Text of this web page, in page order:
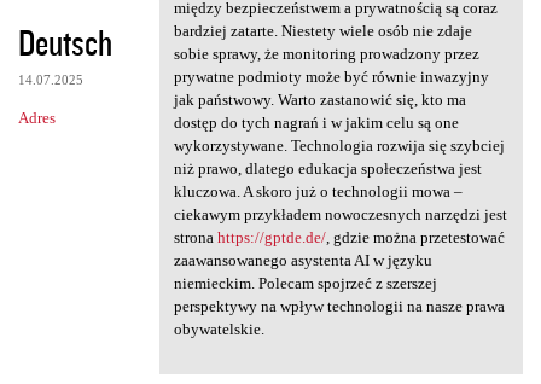
Deutsch
14.07.2025
Adres
między bezpieczeństwem a prywatnością są coraz
bardziej zatarte. Niestety wiele osób nie zdaje
sobie sprawy, że monitoring prowadzony przez
prywatne podmioty może być równie inwazyjny
jak państwowy. Warto zastanowić się, kto ma
dostęp do tych nagrań i w jakim celu są one
wykorzystywane. Technologia rozwija się szybciej
niż prawo, dlatego edukacja społeczeństwa jest
kluczowa. A skoro już o technologii mowa –
ciekawym przykładem nowoczesnych narzędzi jest
strona https://gptde.de/, gdzie można przetestować
zaawansowanego asystenta AI w języku
niemieckim. Polecam spojrzeć z szerszej
perspektywy na wpływ technologii na nasze prawa
obywatelskie.